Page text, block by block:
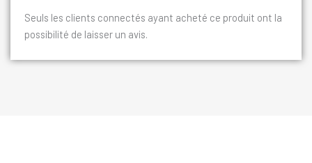
Seuls les clients connectés ayant acheté ce produit ont la
possibilité de laisser un avis.